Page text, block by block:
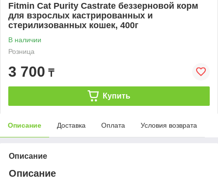
Fitmin Cat Purity Castrate беззерновой корм
для взрослых кастрированных и
стерилизованных кошек, 400г
В наличии
Розница
3 700 ₸
Купить
Описание Доставка Оплата Условия возврата
Описание
Описание